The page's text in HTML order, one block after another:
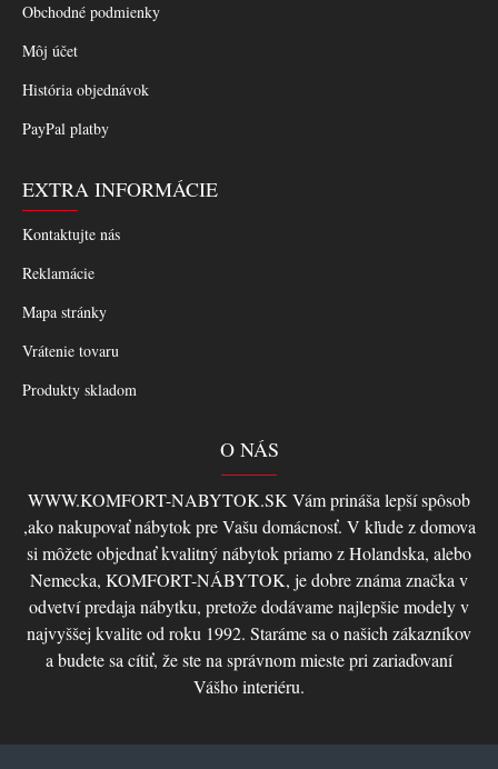
Obchodné podmienky
Môj účet
História objednávok
PayPal platby
EXTRA INFORMÁCIE
Kontaktujte nás
Reklamácie
Mapa stránky
Vrátenie tovaru
Produkty skladom
O NÁS
WWW.KOMFORT-NABYTOK.SK Vám prináša lepší spôsob
,ako nakupovať nábytok pre Vašu domácnosť. V kľude z domova
si môžete objednať kvalitný nábytok priamo z Holandska, alebo
Nemecka, KOMFORT-NÁBYTOK, je dobre známa značka v
odvetví predaja nábytku, pretože dodávame najlepšie modely v
najvyššej kvalite od roku 1992. Staráme sa o našich zákazníkov
a budete sa cítiť, že ste na správnom mieste pri zariaďovaní
Vášho interiéru.